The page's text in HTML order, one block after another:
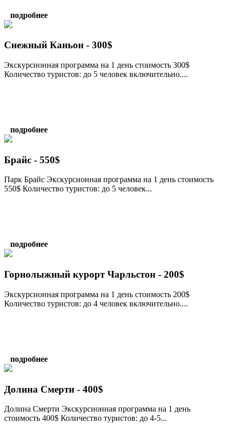
подробнее
Снежный Каньон - 300$
Экскурсионная программа на 1 день стоимость 300$
Количество туристов: до 5 человек включительно....
подробнее
Брайс - 550$
Парк Брайс Экскурсионная программа на 1 день стоимость
550$ Количество туристов: до 5 человек...
подробнее
Горнолыжный курорт Чарльстон - 200$
Экскурсионная программа на 1 день стоимость 200$
Количество туристов: до 4 человек включительно....
подробнее
Долина Смерти - 400$
Долина Смерти Экскурсионная программа на 1 день
стоимость 400$ Количество туристов: до 4-5...